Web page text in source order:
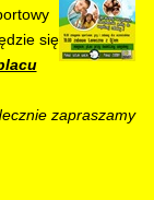
się
zapraszamy